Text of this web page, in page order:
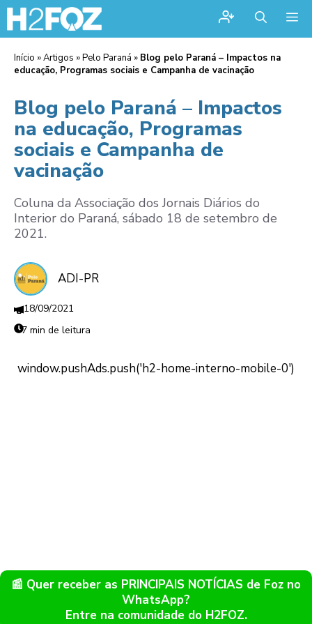
Início »Artigos »Pelo Paraná » Blog pelo Paraná – Impactos na
educação, Programas sociais e Campanha de vacinação
Blog pelo Paraná – Impactos
na educação, Programas
sociais e Campanha de
vacinação
Coluna da Associação dos Jornais Diários do
Interior do Paraná, sábado 18 de setembro de
2021.
ADI-PR
18/09/2021
7 min de leitura
📰 Quer receber as PRINCIPAIS NOTÍCIAS de Foz no
WhatsApp?
Entre na comunidade do H2FOZ.